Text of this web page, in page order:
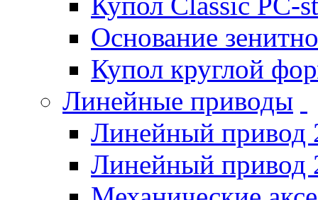
Основание
Купол круглой
Линейные приводы
Линейный привод
Линейный привод